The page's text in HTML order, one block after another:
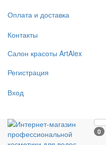
Оплата и доставка
Контакты
Салон красоты ArtAlex
Регистрация
Вход
0